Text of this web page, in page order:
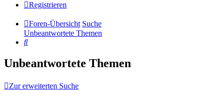
Registrieren
Foren-Übersicht Suche
Unbeantwortete Themen
Suche
Unbeantwortete Themen
Zur erweiterten Suche